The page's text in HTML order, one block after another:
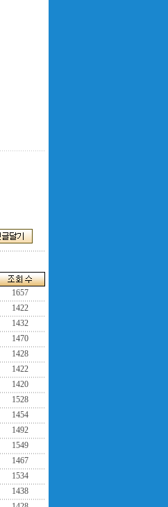
1657
1422
1432
1470
1428
1422
1420
1528
1454
1492
1549
1467
1534
1438